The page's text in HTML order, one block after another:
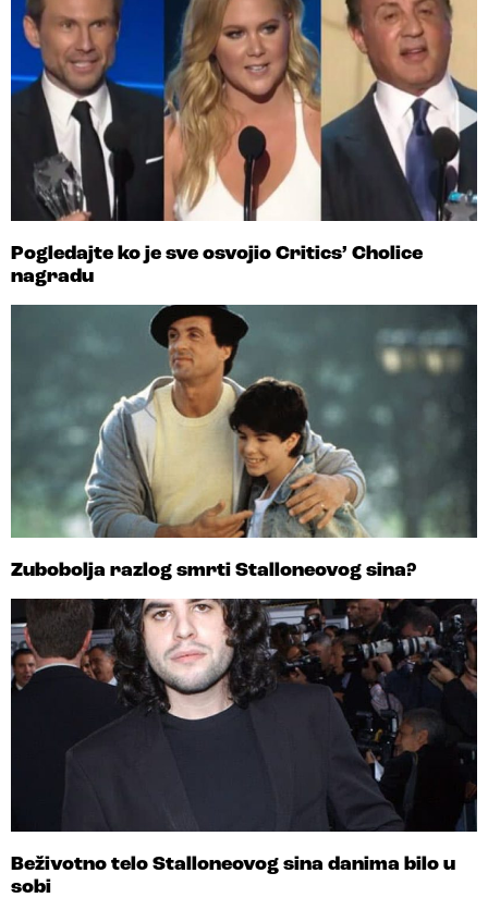
Pogledajte ko je sve osvojio Critics’ Cholice
nagradu
Zubobolja razlog smrti Stalloneovog sina?
Beživotno telo Stalloneovog sina danima bilo u
sobi